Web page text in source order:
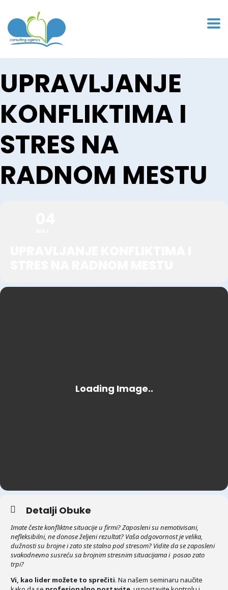
UPRAVLJANJE
KONFLIKTIMA I
STRES NA
RADNOM MESTU
Detalji Obuke
Imate česte konfliktne situacije u firmi? Zaposleni su nemotivisani,
nefleksibilni, ne donose željeni rezultat? Vaša odgovornost je velika,
dužnosti su brojne i zato ste stalno pod stresom? Vidite da se zaposleni
svakodnevno susreću sa brojnim stresnim situacijama i posao zato
trpi?
Vi, kao lider možete to sprečiti. Na našem seminaru naučite